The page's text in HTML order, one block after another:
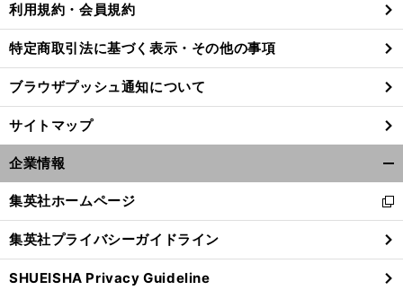
利用規約・会員規約
特定商取引法に基づく表示・その他の事項
ブラウザプッシュ通知について
サイトマップ
企業情報
閉
る
集英社ホームページ
新
し
い
ウ
ィ
集英社プライバシーガイドライン
SHUEISHA Privacy Guideline